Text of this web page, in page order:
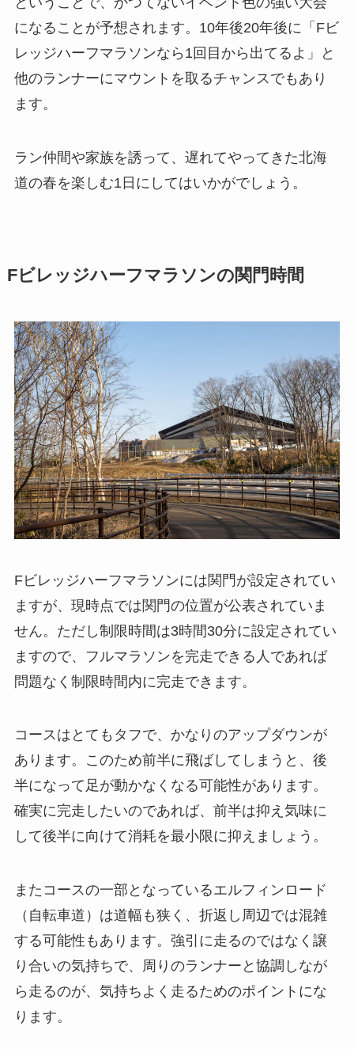
になることが予想されます。10年後20年後に「Fビ
レッジハーフマラソンなら1回目から出てるよ」と
他のランナーにマウントを取るチャンスでもあり
ます。
ラン仲間や家族を誘って、遅れてやってきた北海
道の春を楽しむ1日にしてはいかがでしょう。
Fビレッジハーフマラソンの関門時間
Fビレッジハーフマラソンには関門が設定されてい
ますが、現時点では関門の位置が公表されていま
せん。ただし制限時間は3時間30分に設定されてい
ますので、フルマラソンを完走できる人であれば
問題なく制限時間内に完走できます。
コースはとてもタフで、かなりのアップダウンが
あります。このため前半に飛ばしてしまうと、後
半になって足が動かなくなる可能性があります。
確実に完走したいのであれば、前半は抑え気味に
して後半に向けて消耗を最小限に抑えましょう。
またコースの一部となっているエルフィンロード
（自転車道）は道幅も狭く、折返し周辺では混雑
する可能性もあります。強引に走るのではなく譲
り合いの気持ちで、周りのランナーと協調しなが
ら走るのが、気持ちよく走るためのポイントにな
ります。